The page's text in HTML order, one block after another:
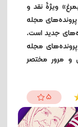
ویژۀ نقد و
مجله
جدید است.
مجله
1404 به معرفی و مرور مختصر
5